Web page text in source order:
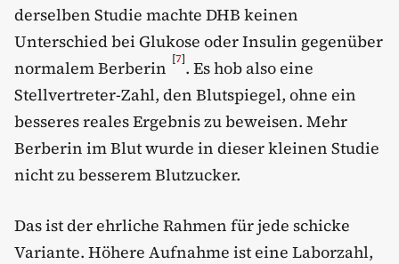
derselben Studie machte DHB keinen
Unterschied bei Glukose oder Insulin gegenüber
normalem Berberin [7]. Es hob also eine
Stellvertreter-Zahl, den Blutspiegel, ohne ein
besseres reales Ergebnis zu beweisen. Mehr
Berberin im Blut wurde in dieser kleinen Studie
nicht zu besserem Blutzucker.
Das ist der ehrliche Rahmen für jede schicke
Variante. Höhere Aufnahme ist eine Laborzahl,